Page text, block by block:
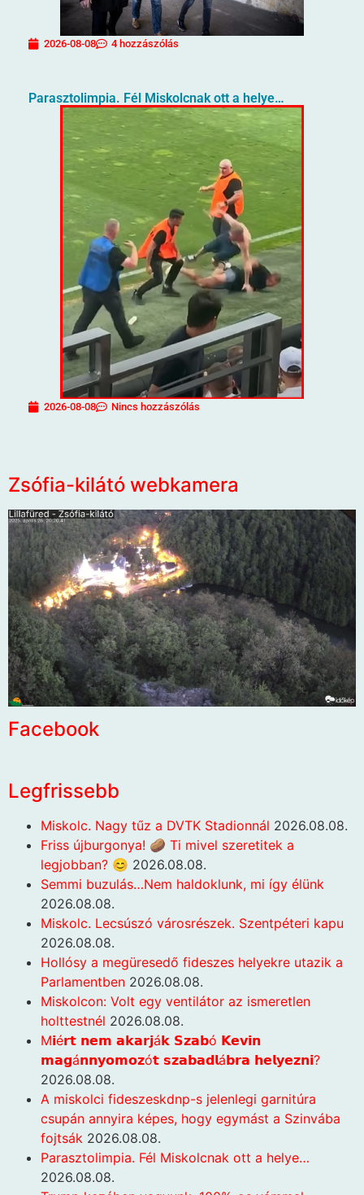
2026-08-08 4 hozzászólás
Parasztolimpia. Fél Miskolcnak ott a helye…
2026-08-08 Nincs hozzászólás
Zsófia-kilátó webkamera
Facebook
Legfrissebb
Miskolc. Nagy tűz a DVTK Stadionnál 2026.08.08.
Friss újburgonya! 🥔 Ti mivel szeretitek a
legjobban? 😊 2026.08.08.
Semmi buzulás…Nem haldoklunk, mi így élünk
2026.08.08.
Miskolc. Lecsúszó városrészek. Szentpéteri kapu
2026.08.08.
Hollósy a megüresedő fideszes helyekre utazik a
Parlamentben 2026.08.08.
Miskolcon: Volt egy ventilátor az ismeretlen
holttestnél 2026.08.08.
M𝗶é𝗿𝘁 𝗻𝗲𝗺 𝗮𝗸𝗮𝗿𝗷á𝗸 𝗦𝘇𝗮𝗯ó 𝗞𝗲𝘃𝗶𝗻
𝗺𝗮𝗴á𝗻𝗻𝘆𝗼𝗺𝗼𝘇ó𝘁 𝘀𝘇𝗮𝗯𝗮𝗱𝗹á𝗯𝗿𝗮 𝗵𝗲𝗹𝘆𝗲𝘇𝗻𝗶?
2026.08.08.
A miskolci fideszeskdnp-s jelenlegi garnitúra
csupán annyira képes, hogy egymást a Szinvába
fojtsák 2026.08.08.
Parasztolimpia. Fél Miskolcnak ott a helye…
2026.08.08.